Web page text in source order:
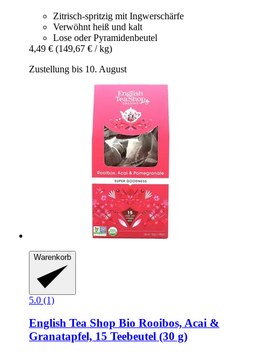
Zitrisch-spritzig mit Ingwerschärfe
Verwöhnt heiß und kalt
Lose oder Pyramidenbeutel
4,49 € (149,67 € / kg)
Zustellung bis 10. August
Warenkorb
5.0 (1)
English Tea Shop Bio Rooibos, Acai &
Granatapfel, 15 Teebeutel (30 g)